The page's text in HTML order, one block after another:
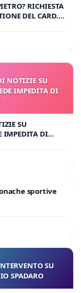
RICHIESTA
DEL CARD.
NOTIZIE SU
IMPEDITA DI
SU
IMPEDITA DI
sportive
SU
SPADARO